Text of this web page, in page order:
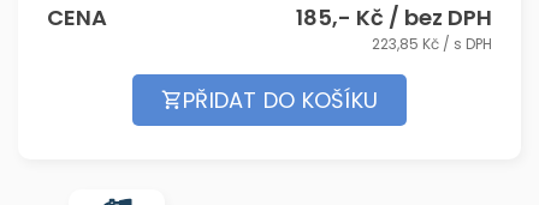
CENA 185,- Kč / bez DPH
223,85 Kč / s DPH
PŘIDAT DO KOŠÍKU